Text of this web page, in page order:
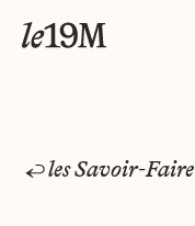
les Savoir-Faire